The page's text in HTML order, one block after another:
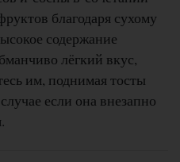
благодаря сухому
содержание
лёгкий вкус,
им, поднимая тосты
если она внезапно